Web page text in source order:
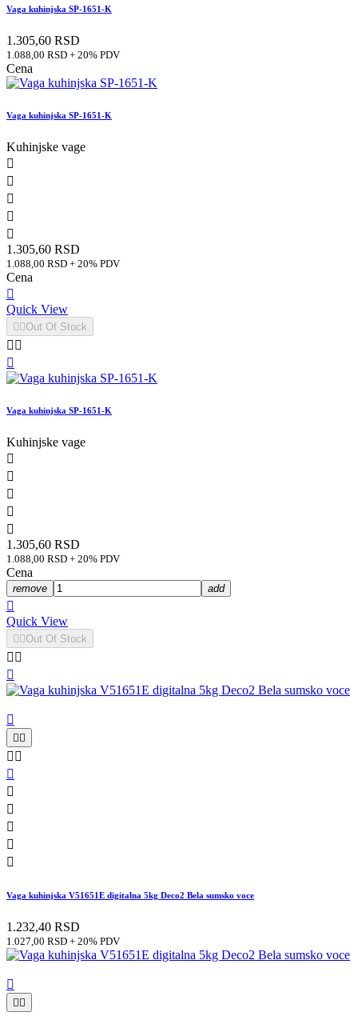
Vaga kuhinjska SP-1651-K
1.305,60 RSD
1.088,00 RSD + 20% PDV
Cena
Vaga kuhinjska SP-1651-K
Kuhinjske vage





1.305,60 RSD
1.088,00 RSD + 20% PDV
Cena

Quick View
 Out Of Stock
 

Vaga kuhinjska SP-1651-K
Kuhinjske vage





1.305,60 RSD
1.088,00 RSD + 20% PDV
Cena
remove add

Quick View
 Out Of Stock
 


 
 






Vaga kuhinjska V51651E digitalna 5kg Deco2 Bela sumsko voce
1.232,40 RSD
1.027,00 RSD + 20% PDV

 